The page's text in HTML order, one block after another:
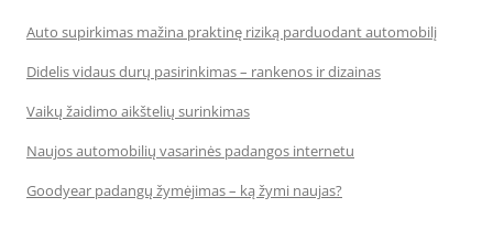
Auto supirkimas mažina praktinę riziką parduodant automobilį
Didelis vidaus durų pasirinkimas – rankenos ir dizainas
Vaikų žaidimo aikštelių surinkimas
Naujos automobilių vasarinės padangos internetu
Goodyear padangų žymėjimas – ką žymi naujas?